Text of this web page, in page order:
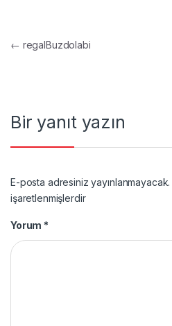
Yazı gezinmesi
← regalBuzdolabi
Bir yanıt yazın
E-posta adresiniz yayınlanmayacak.
işaretlenmişlerdir
Yorum *